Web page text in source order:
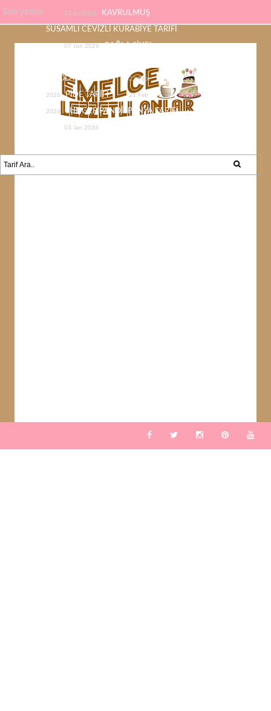
Son yazılar 23 Jul 2026 KAVRULMUŞ
SUSAMLI CEVİZLİ KURABİYE TARİFİ
07 Jun 2026 ÇAĞLA ŞİKEL
ÇİKOLATA TARİFİ 22 Feb
2026 PİDE TARİFİ 21 Feb
2026 SÜNGER PANDİSPANYA TARİFİ
03 Jan 2026